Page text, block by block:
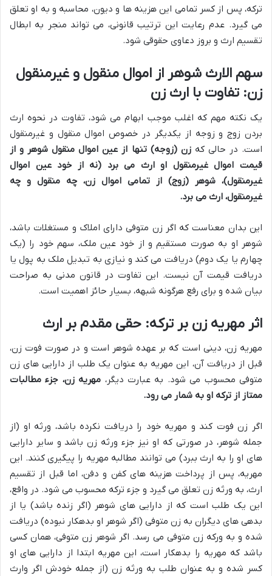
ترکه، پس از کسر تمامی این هزینه ها و دیون، محاسبه و به او تعلق
می گیرد. عدم رعایت این ترتیب قانونی، می تواند منجر به ابطال
تقسیم ارث و بروز دعاوی حقوقی شود.
سهم الارث شوهر از اموال منقول و غیرمنقول
زن: تفاوت با ارث زن
یک نکته مهم که اغلب موجب ابهام می شود، تفاوت در نحوه ارث
بردن زوج و زوجه از یکدیگر در خصوص اموال منقول و غیرمنقول
است. در حالی کهزن (زوجه) تنها از عین اموال منقول شوهر و از
قیمت اموال غیرمنقول او ارث می برد (نه از خود عین اموال
غیرمنقول)، شوهر (زوج) از تمامی اموال زن، چه منقول و چه
غیرمنقول، ارث می برد.
این بدان معناست که اگر زن متوفی دارای املاک و مستغلات باشد،
شوهر او به صورت مستقیم و از خود عین ملک، سهم خود را (یک
چهارم یا یک دوم) دریافت می کند و نیازی به تبدیل ملک به پول یا
دریافت قیمت آن نیست. این تفاوت در قانون مدنی به صراحت
بیان شده و برای رفع هرگونه شبهه، بسیار حائز اهمیت است.
اثر مهریه زن بر ترکه: حقی مقدم بر ارث
مهریه زن، دینی است که بر عهده شوهر است و در صورت فوت زن،
قبل از دریافت آن، این مهریه به عنوان یک طلب از دارایی های زن
متوفی محسوب می شود. به عبارت دیگر، مهریه زن، جزء مطالبات
ممتاز از ترکه او به شمار می رود.
اگر زن فوت کند و مهریه خود را دریافت نکرده باشد، ورثه او (از
جمله شوهر، در صورتی که او نیز جزء ورثه زن باشد و سایر دارایی
های او را به ارث ببرد) می توانند مطالبه مهریه را پیگیری کنند. این
مهریه، پس از پرداخت هزینه های کفن و دفن، اما قبل از تقسیم
ارث، به ورثه زن تعلق می گیرد و جزء ترکه محسوب می شود. در واقع،
این یک طلب است که از دارایی های شوهر (اگر زنده باشد) یا از
بدهی های دیگران به زن متوفی (اگر شوهر او بدهکار نبوده) دریافت
شده و به ورکه زن متوفی می رسد. اگر شوهر زن متوفی، همان کسی
باشد که مهریه را بدهکار است، این مهریه ابتدا از دارایی های او
کسر شده و به عنوان طلب به ورثه زن (از جمله خودش اگر وارث